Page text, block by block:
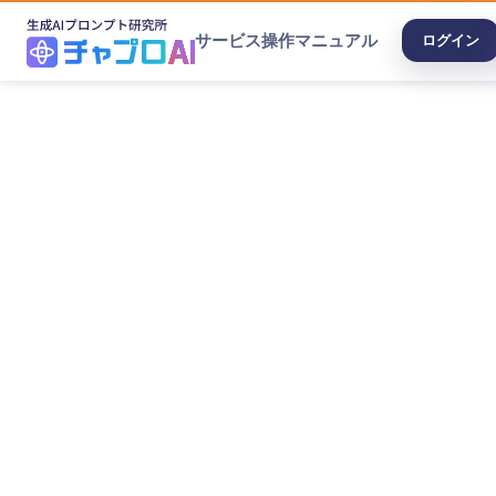
サービス操作マニュアル ログイン